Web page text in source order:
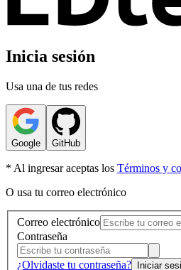
Inicia sesión
Usa una de tus redes
Google GitHub
* Al ingresar aceptas los Términos y
O usa tu correo electrónico
Correo electrónico
Contraseña
¿Olvidaste tu contraseña? Iniciar